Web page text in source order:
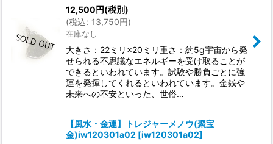
12,500円(税別)
(税込: 13,750円)
在庫なし
大きさ：22ミリ×20ミリ重さ：約5g宇宙から発
せられる不思議なエネルギーを受け取ることが
できるといわれています。試験や勝負ごとに強
運を発揮してくれるといわれています。金銭や
未来への不安といった、世俗…
【風水・金運】トレジャーメノウ(聚宝
金)iw120301a02 [iw120301a02]